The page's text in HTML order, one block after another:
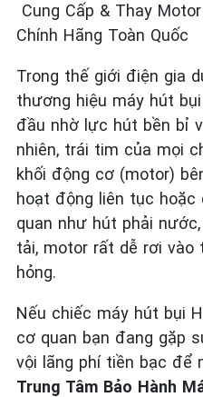
Cung Cấp & Thay
Chính Hãng Toàn Quốc
Trong thế giới điện gia
thương hiệu máy hút
đầu nhờ lực hút bền bỉ
nhiên, trái tim của mọi
khối động cơ (motor)
hoạt động liên tục
quan như hút phải
tải, motor rất dễ rơi vào
hỏng.
Nếu chiếc máy hút bụi
cơ quan bạn đang gặp
vội lãng phí tiền bạc để
Trung Tâm Bảo Hành